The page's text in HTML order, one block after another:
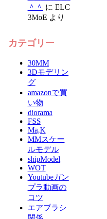
＾＾ に ELC
3MoE より
カテゴリー
30MM
3Dモデリン
グ
amazonで買
い物
diorama
FSS
Ma,K
MMスケー
ルモデル
shipModel
WOT
Youtubeガン
プラ動画の
コツ
エアブラシ